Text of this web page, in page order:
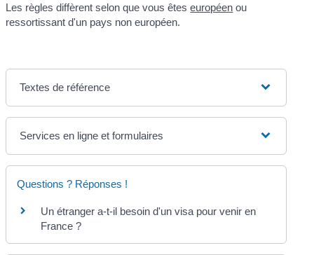
Les règles diffèrent selon que vous êteseuropéen ou
ressortissant d'un pays non européen.
Textes de référence
Services en ligne et formulaires
Questions ? Réponses !
Un étranger a-t-il besoin d'un visa pour venir en
France ?